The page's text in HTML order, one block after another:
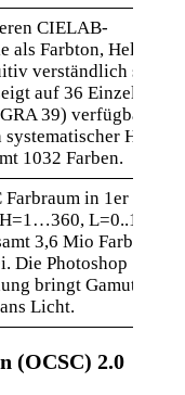
CIELAB-
als Farbton, Helligkeit
verständlich sind.
auf 36 Einzelseiten
39) verfügbaren
HLC-
1032 Farben.
in 1er
L=0..100,
3,6 Mio Farböne in
Die Photoshop
bringt Gamuts
Licht.
(OCSC) 2.0